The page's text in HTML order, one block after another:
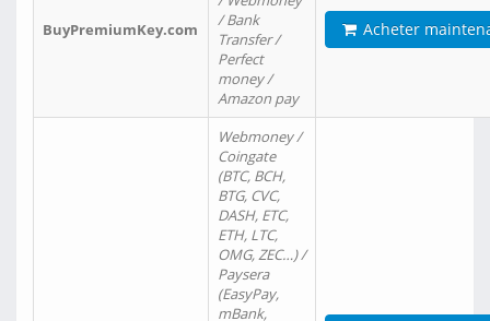
BuyPremiumKey.com
/ Bank
Transfer /
Perfect
money /
Amazon pay
Acheter
Webmoney /
Coingate
(BTC, BCH,
BTG, CVC,
DASH, ETC,
ETH, LTC,
OMG, ZEC…) /
Paysera
(EasyPay,
mBank,